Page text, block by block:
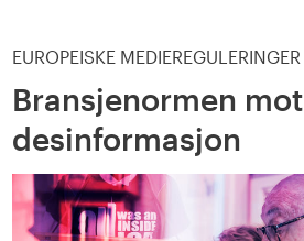
EUROPEISKE MEDIEREGULERINGER
Bransjenormen mot
desinformasjon